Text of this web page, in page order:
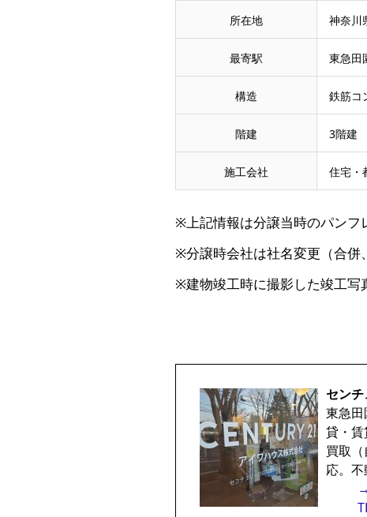
売
却・
買
取
談
受
付
中
所在地 神奈川
最寄駅 東急
構造 鉄筋コ
階建 3階建
施工会社 住宅・
※上記情報は分譲当時のパンフ
※分譲時会社は社名変更（合併
※建物竣工時に撮影した竣工写
セン
東急
貸・
買取
応。